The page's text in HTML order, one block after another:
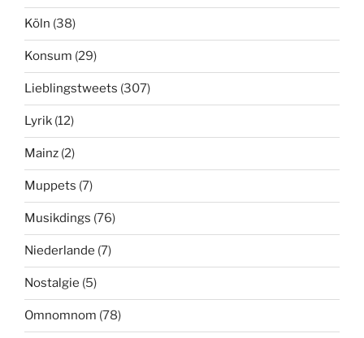
Köln (38)
Konsum (29)
Lieblingstweets (307)
Lyrik (12)
Mainz (2)
Muppets (7)
Musikdings (76)
Niederlande (7)
Nostalgie (5)
Omnomnom (78)